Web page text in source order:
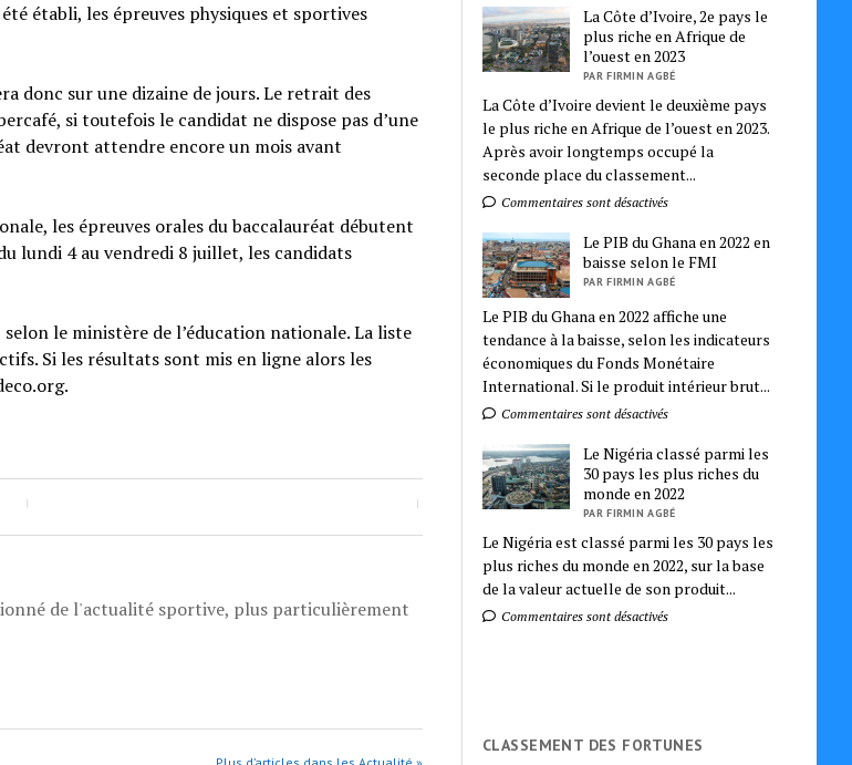
établi, les épreuves physiques et sportives
donc sur une dizaine de jours. Le retrait des
si toutefois le candidat ne dispose pas d’une
devront attendre encore un mois avant
les épreuves orales du baccalauréat débutent
lundi 4 au vendredi 8 juillet, les candidats
le ministère de l’éducation nationale. La liste
Si les résultats sont mis en ligne alors les
de l'actualité sportive, plus particulièrement
La Côte d’Ivoire, 2e pays le
plus riche en Afrique de
l’ouest en 2023
PAR FIRMIN AGBÉ
La Côte d’Ivoire devient le deuxième pays
le plus riche en Afrique de l’ouest en 2023.
Après avoir longtemps occupé la
seconde place du classement...
Commentaires sont désactivés
Le PIB du Ghana en 2022 en
baisse selon le FMI
PAR FIRMIN AGBÉ
Le PIB du Ghana en 2022 affiche une
tendance à la baisse, selon les indicateurs
économiques du Fonds Monétaire
International. Si le produit intérieur brut...
Commentaires sont désactivés
Le Nigéria classé parmi les
30 pays les plus riches du
monde en 2022
PAR FIRMIN AGBÉ
Le Nigéria est classé parmi les 30 pays les
plus riches du monde en 2022, sur la base
de la valeur actuelle de son produit...
Commentaires sont désactivés
CLASSEMENT DES FORTUNES